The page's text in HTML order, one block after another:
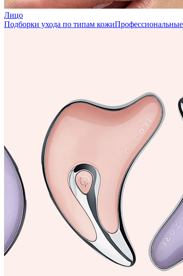
Лицо
Подборки ухода по типам кожиПрофессиональные